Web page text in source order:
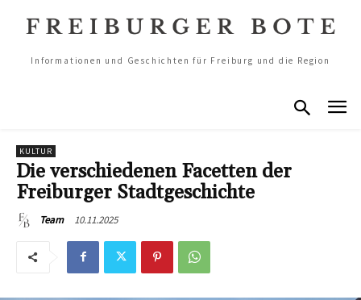
Informationen und Geschichten für Freiburg und die Region
KULTUR
Die verschiedenen Facetten der
Freiburger Stadtgeschichte
Team 10.11.2025